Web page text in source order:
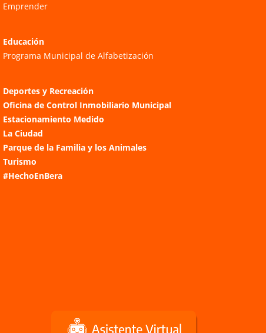
Emprender
Educación
Programa Municipal de Alfabetización
Deportes y Recreación
Oficina de Control Inmobiliario Municipal
Estacionamiento Medido
La Ciudad
Parque de la Familia y los Animales
Turismo
#HechoEnBera